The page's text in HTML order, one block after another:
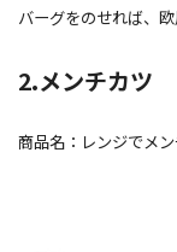
バーグをのせれば、
2.メンチカツ
商品名：レンジでメ